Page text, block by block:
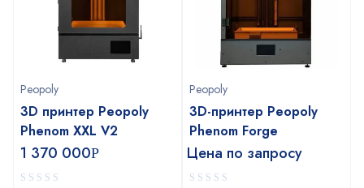
Peopoly
3D принтер Peopoly
Phenom XXL V2
1 370 000Р
Peopoly
3D-принтер Peopoly
Phenom Forge
Цена по запросу